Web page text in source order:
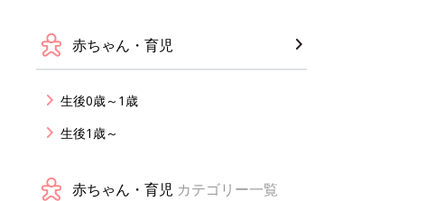
赤ちゃん・育児
生後0歳～1歳
生後1歳～
赤ちゃん・育児 カテゴリー一覧